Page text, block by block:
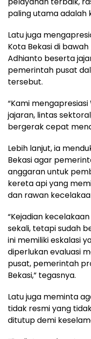
paling utama adalah
Latu juga
Kota Bekasi di
Adhianto beserta
pemerintah pusat
tersebut.
“Kami
jajaran, lintas
bergerak cepat
Lebih lanjut, ia
Bekasi agar
anggaran untuk
kereta api yang
dan rawan
“Kejadian
sekali, tetapi sudah
ini memiliki eskalasi
diperlukan evaluasi
pusat, pemerintah
Bekasi,” tegasnya.
Latu juga meminta
tidak resmi yang
ditutup demi